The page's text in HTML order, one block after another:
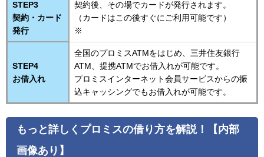
STEP3
契約・カード
発行
契約後、その場でカードが発行されます。
（カードはこの後すぐにご利用可能です）
※
STEP4
お借入れ
全国のプロミスATMをはじめ、三井住友銀行
ATM、提携ATMでお借入れが可能です。
プロミスインターネット会員サービスからの振
込キャッシングでもお借入れが可能です。
もっと詳しくプロミスの借り方を解説！【内部
画像あり】